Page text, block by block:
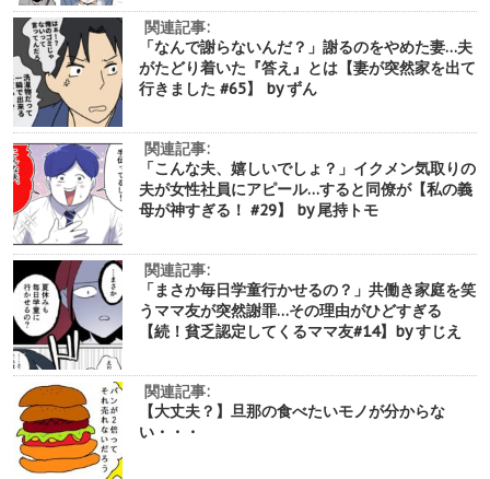
関連記事:
「なんで謝らないんだ？」謝るのをやめた妻…夫
がたどり着いた『答え』とは【妻が突然家を出て
行きました #65】 by ずん
関連記事:
「こんな夫、嬉しいでしょ？」イクメン気取りの
夫が女性社員にアピール…すると同僚が【私の義
母が神すぎる！ #29】 by 尾持トモ
関連記事:
「まさか毎日学童行かせるの？」共働き家庭を笑
うママ友が突然謝罪…その理由がひどすぎる
【続！貧乏認定してくるママ友#14】by すじえ
関連記事:
【大丈夫？】旦那の食べたいモノが分からな
い・・・